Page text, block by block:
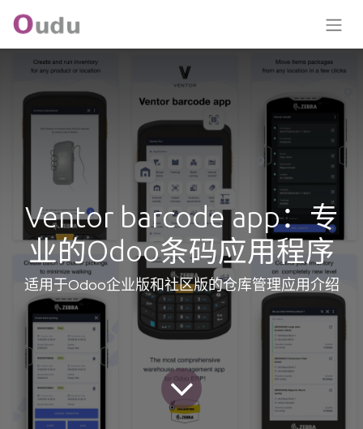
Ventor barcode app：专
业的Odoo条码应用程序
适用于Odoo企业版和社区版的仓库管理应用介绍